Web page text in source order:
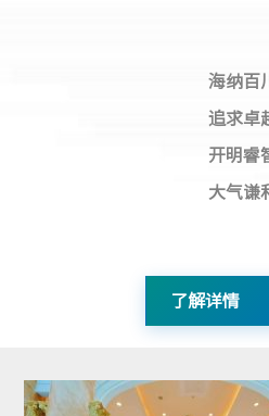
海纳百
追求卓
开明睿
大气谦
了解详情